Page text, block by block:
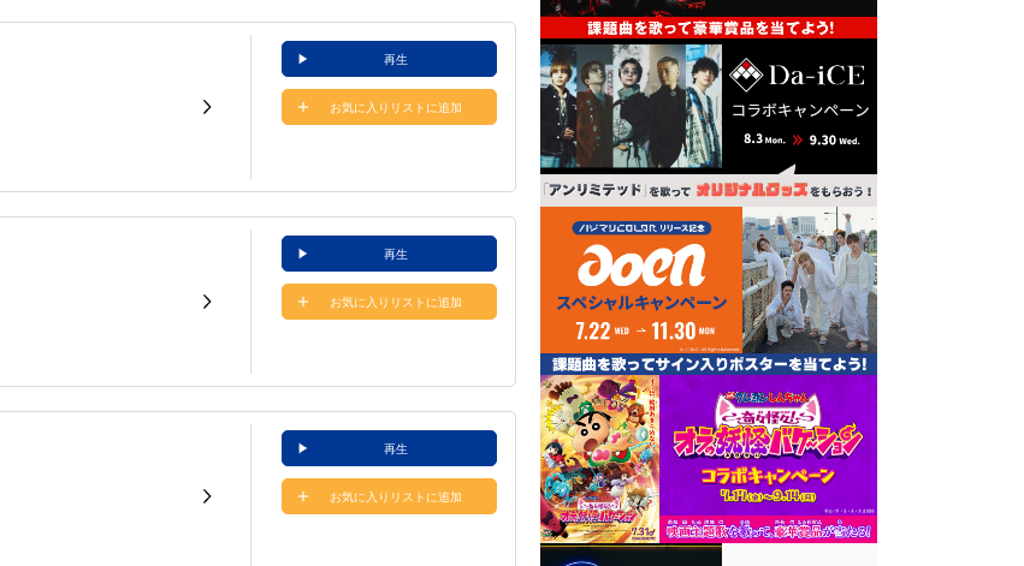
再生
お気に入りリストに追加
再生
お気に入りリストに追加
再生
お気に入りリストに追加